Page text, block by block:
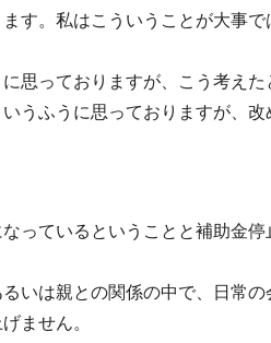
す。私はこういうことが大事
思っておりますが、こう考えた
うふうに思っておりますが、改
っているということと補助金
いは親との関係の中で、日常の
ません。